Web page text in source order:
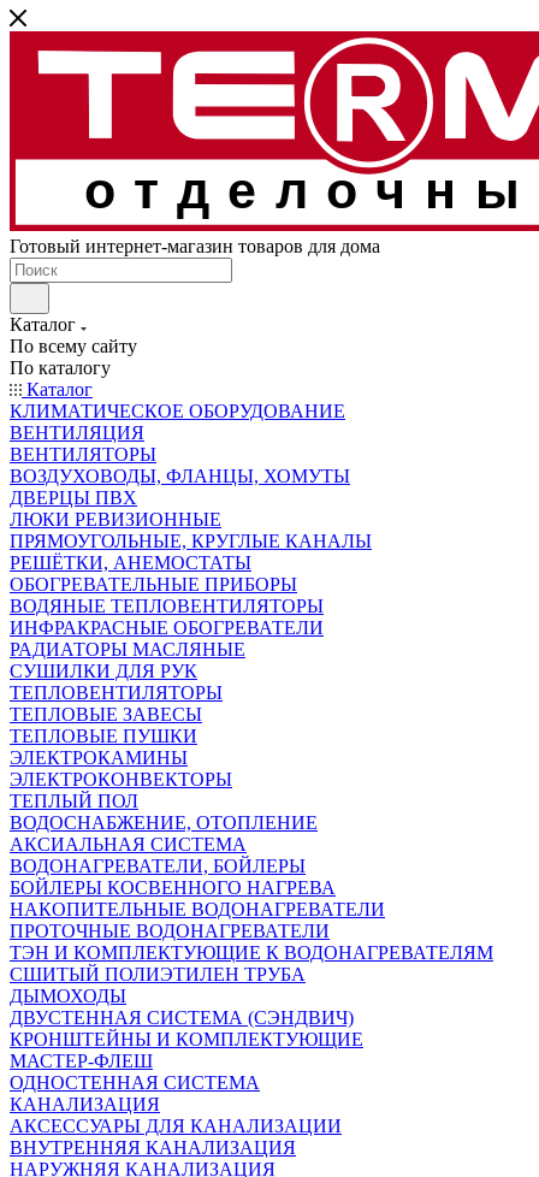
Готовый интернет-магазин товаров для дома
Каталог
По всему сайту
По каталогу
Каталог
КЛИМАТИЧЕСКОЕ ОБОРУДОВАНИЕ
ВЕНТИЛЯЦИЯ
ВЕНТИЛЯТОРЫ
ВОЗДУХОВОДЫ, ФЛАНЦЫ, ХОМУТЫ
ДВЕРЦЫ ПВХ
ЛЮКИ РЕВИЗИОННЫЕ
ПРЯМОУГОЛЬНЫЕ, КРУГЛЫЕ КАНАЛЫ
РЕШЁТКИ, АНЕМОСТАТЫ
ОБОГРЕВАТЕЛЬНЫЕ ПРИБОРЫ
ВОДЯНЫЕ ТЕПЛОВЕНТИЛЯТОРЫ
ИНФРАКРАСНЫЕ ОБОГРЕВАТЕЛИ
РАДИАТОРЫ МАСЛЯНЫЕ
СУШИЛКИ ДЛЯ РУК
ТЕПЛОВЕНТИЛЯТОРЫ
ТЕПЛОВЫЕ ЗАВЕСЫ
ТЕПЛОВЫЕ ПУШКИ
ЭЛЕКТРОКАМИНЫ
ЭЛЕКТРОКОНВЕКТОРЫ
ТЕПЛЫЙ ПОЛ
ВОДОСНАБЖЕНИЕ, ОТОПЛЕНИЕ
АКСИАЛЬНАЯ СИСТЕМА
ВОДОНАГРЕВАТЕЛИ, БОЙЛЕРЫ
БОЙЛЕРЫ КОСВЕННОГО НАГРЕВА
НАКОПИТЕЛЬНЫЕ ВОДОНАГРЕВАТЕЛИ
ПРОТОЧНЫЕ ВОДОНАГРЕВАТЕЛИ
ТЭН И КОМПЛЕКТУЮЩИЕ К ВОДОНАГРЕВАТЕЛЯМ
СШИТЫЙ ПОЛИЭТИЛЕН ТРУБА
ДЫМОХОДЫ
ДВУСТЕННАЯ СИСТЕМА (СЭНДВИЧ)
КРОНШТЕЙНЫ И КОМПЛЕКТУЮЩИЕ
МАСТЕР-ФЛЕШ
ОДНОСТЕННАЯ СИСТЕМА
КАНАЛИЗАЦИЯ
АКСЕССУАРЫ ДЛЯ КАНАЛИЗАЦИИ
ВНУТРЕННЯЯ КАНАЛИЗАЦИЯ
НАРУЖНЯЯ КАНАЛИЗАЦИЯ